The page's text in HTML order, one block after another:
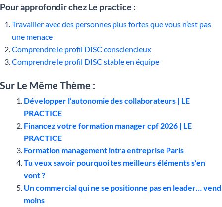
Pour approfondir chez Le practice :
Travailler avec des personnes plus fortes que vous n’est pas
une menace
Comprendre le profil DISC consciencieux
Comprendre le profil DISC stable en équipe
Sur Le Même Thème :
Développer l’autonomie des collaborateurs | LE
PRACTICE
Financez votre formation manager cpf 2026 | LE
PRACTICE
Formation management intra entreprise Paris
Tu veux savoir pourquoi tes meilleurs éléments s’en
vont ?
Un commercial qui ne se positionne pas en leader… vend
moins